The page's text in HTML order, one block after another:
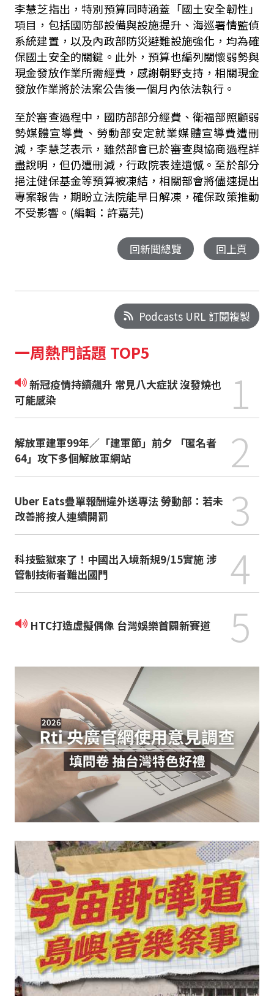
李慧芝指出，特別預算同時涵蓋「國土安全韌性」
項目，包括國防部設備與設施提升、海巡署情監偵
系統建置，以及內政部防災避難設施強化，均為確
保國土安全的關鍵。此外，預算也編列關懷弱勢與
現金發放作業所需經費，感謝朝野支持，相關現金
發放作業將於法案公告後一個月內依法執行。
至於審查過程中，國防部部分經費、衛福部照顧弱
勢媒體宣導費、勞動部安定就業媒體宣導費遭刪
減，李慧芝表示，雖然部會已於審查與協商過程詳
盡說明，但仍遭刪減，行政院表達遺憾。至於部分
挹注健保基金等預算被凍結，相關部會將儘速提出
專案報告，期盼立法院能早日解凍，確保政策推動
不受影響。(編輯：許嘉芫)
回新聞總覽 回上頁
Podcasts URL 訂閱複製
一周熱門話題 TOP5
新冠疫情持續飆升 常見八大症狀 沒發燒也
可能感染
1
解放軍建軍99年／「建軍節」前夕 「匿名者
64」攻下多個解放軍網站
2
Uber Eats疊單報酬違外送專法 勞動部：若未
改善將按人連續開罰
3
科技監獄來了！中國出入境新規9/15實施 涉
管制技術者難出國門
4
HTC打造虛擬偶像 台灣娛樂首闢新賽道 5